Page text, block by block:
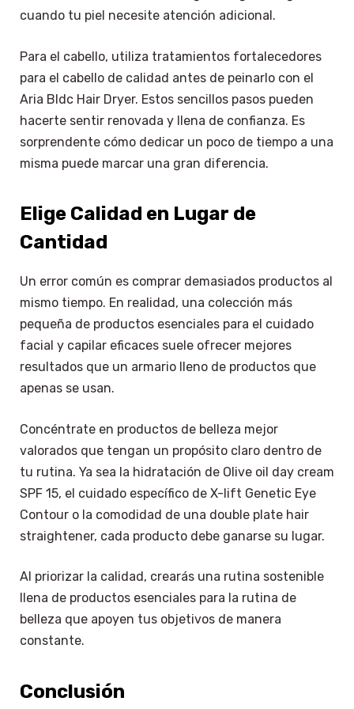
cuando tu piel necesite atención adicional.
Para el cabello, utiliza tratamientos fortalecedores
para el cabello de calidad antes de peinarlo con el
Aria Bldc Hair Dryer. Estos sencillos pasos pueden
hacerte sentir renovada y llena de confianza. Es
sorprendente cómo dedicar un poco de tiempo a una
misma puede marcar una gran diferencia.
Elige Calidad en Lugar de
Cantidad
Un error común es comprar demasiados productos al
mismo tiempo. En realidad, una colección más
pequeña de productos esenciales para el cuidado
facial y capilar eficaces suele ofrecer mejores
resultados que un armario lleno de productos que
apenas se usan.
Concéntrate en productos de belleza mejor
valorados que tengan un propósito claro dentro de
tu rutina. Ya sea la hidratación de Olive oil day cream
SPF 15, el cuidado específico de X-lift Genetic Eye
Contour o la comodidad de una double plate hair
straightener, cada producto debe ganarse su lugar.
Al priorizar la calidad, crearás una rutina sostenible
llena de productos esenciales para la rutina de
belleza que apoyen tus objetivos de manera
constante.
Conclusión